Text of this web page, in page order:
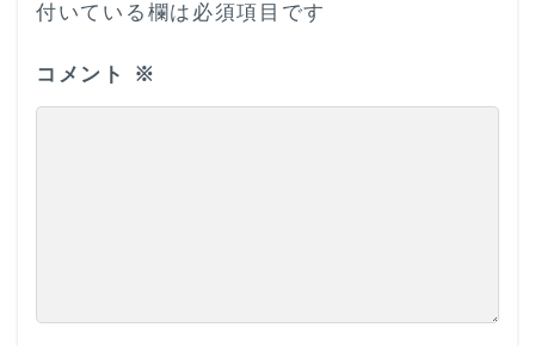
付いている欄は必須項目です
コメント ※